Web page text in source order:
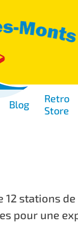
Blog
Retro
Store
stations
pour une